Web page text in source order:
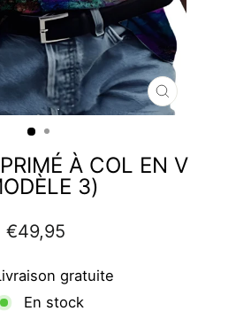
FERMER
(ESC)
À COL EN V
3)
Prix
régulier
€49,95
gratuite
En stock